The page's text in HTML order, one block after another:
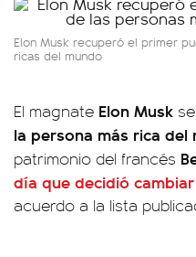
Elon Musk recuperó el primer
ricas del mundo
El magnate Elon Musk
la persona más rica del
patrimonio del francés
día que decidió
acuerdo a la lista